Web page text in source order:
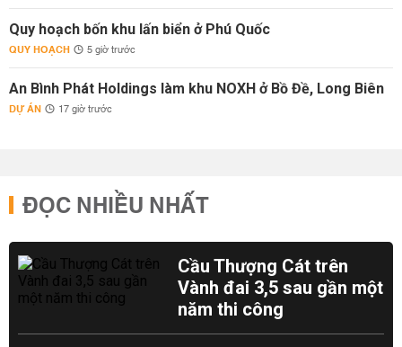
Quy hoạch bốn khu lấn biển ở Phú Quốc
QUY HOẠCH 5 giờ trước
An Bình Phát Holdings làm khu NOXH ở Bồ Đề, Long Biên
DỰ ÁN 17 giờ trước
ĐỌC NHIỀU NHẤT
Cầu Thượng Cát trên
Vành đai 3,5 sau gần một
năm thi công